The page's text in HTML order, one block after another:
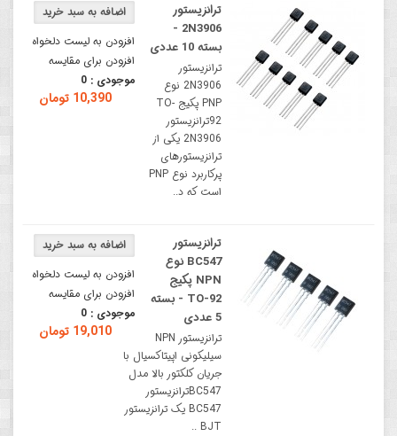
افزودن به لیست دلخواه
افزودن برای مقایسه
موجودی : 0
10,390 تومان
ترانزیستور
2N3906 -
بسته 10 عددی
ترانزیستور
2N3906 نوع
PNP پکیج TO-
92ترانزیستور
2N3906 یکی از
ترانزیستورهای
پرکاربرد نوع PNP
است که د..
افزودن به لیست دلخواه
افزودن برای مقایسه
موجودی : 0
19,010 تومان
ترانزیستور
BC547 نوع
NPN پکیج
TO-92 - بسته
5 عددی
ترانزیستور NPN
سیلیکونی اپیتاکسیال با
جریان کلکتور بالا مدل
BC547ترانزیستور
BC547 یک ترانزیستور
BJT ..